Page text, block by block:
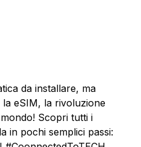
da installare, ma
eSIM, la rivoluzione
Scopri tutti i
in pochi semplici passi: